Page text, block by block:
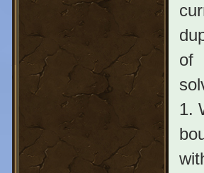
of
1.